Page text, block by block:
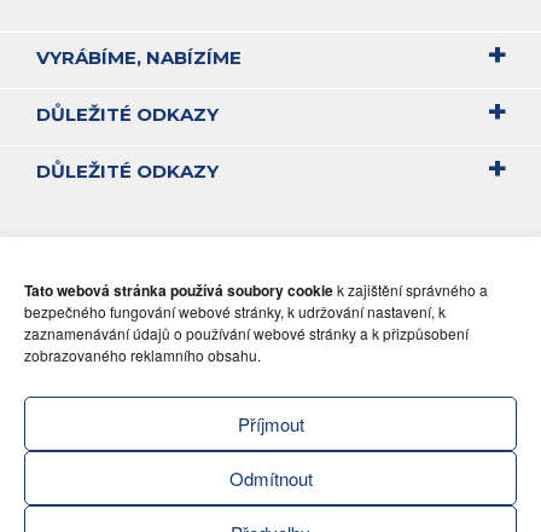
Tato webová stránka používá soubory cookiek zajištění správného a
bezpečného fungování webové stránky, k udržování nastavení, k
zaznamenávání údajů o používání webové stránky a k přizpůsobení
zobrazovaného reklamního obsahu.
Příjmout
Odmítnout
VYRÁBÍME, NABÍZÍME
DŮLEŽITÉ ODKAZY
DŮLEŽITÉ ODKAZY